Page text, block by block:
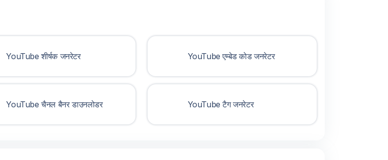
YouTube शीर्षक जनरेटर YouTube एम्बेड कोड जनरेटर
YouTube चैनल बैनर डाउनलोडर YouTube टैग जनरेटर